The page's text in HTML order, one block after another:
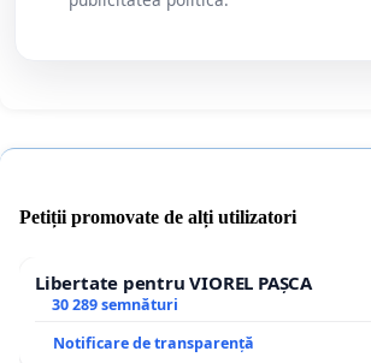
Petiții promovate de alți utilizatori
Libertate pentru VIOREL PAȘCA
30 289 semnături
Notificare de transparență